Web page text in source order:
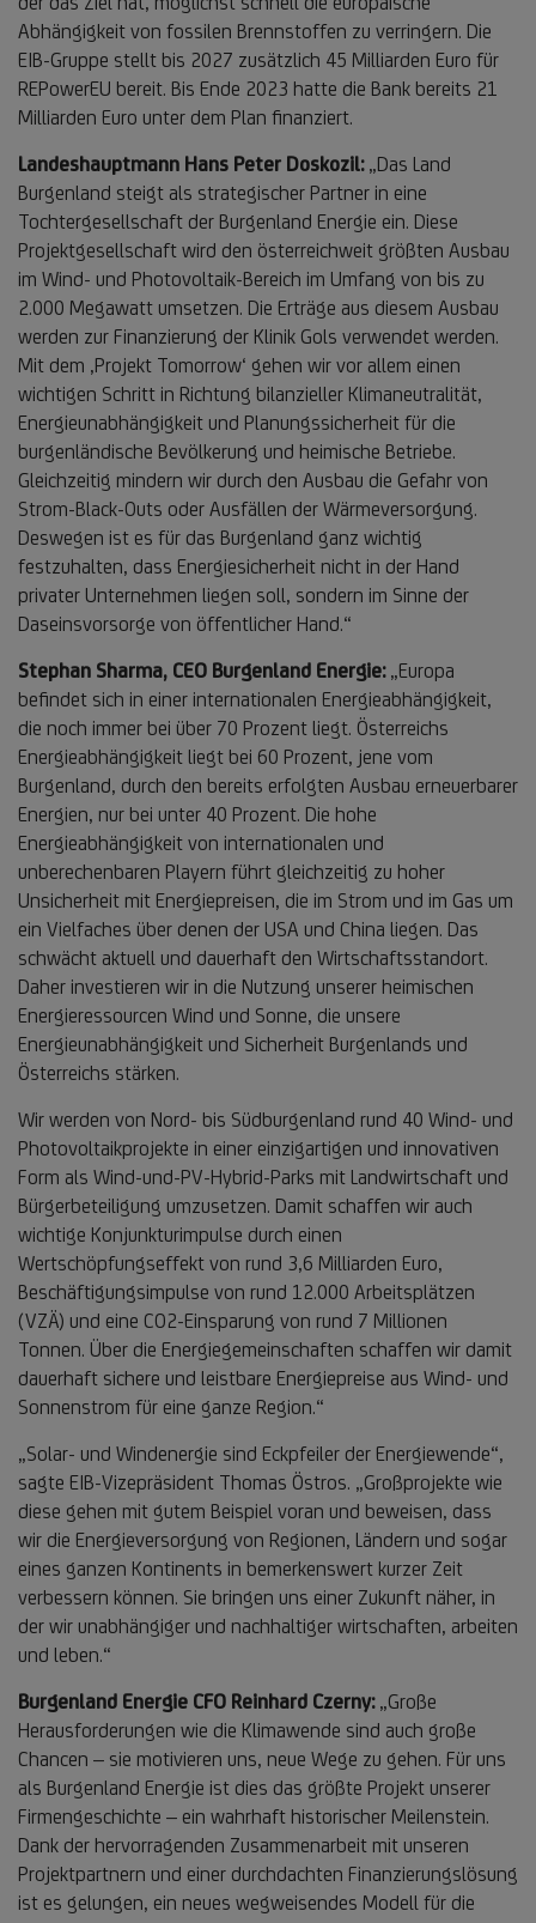
Abhängigkeit von fossilen Brennstoffen zu verringern. Die
EIB-Gruppe stellt bis 2027 zusätzlich 45 Milliarden Euro für
REPowerEU bereit. Bis Ende 2023 hatte die Bank bereits 21
Milliarden Euro unter dem Plan finanziert.
Landeshauptmann Hans Peter Doskozil:„Das Land
Burgenland steigt als strategischer Partner in eine
Tochtergesellschaft der Burgenland Energie ein. Diese
Projektgesellschaft wird den österreichweit größten Ausbau
im Wind- und Photovoltaik-Bereich im Umfang von bis zu
2.000 Megawatt umsetzen. Die Erträge aus diesem Ausbau
werden zur Finanzierung der Klinik Gols verwendet werden.
Mit dem ‚Projekt Tomorrow‘ gehen wir vor allem einen
wichtigen Schritt in Richtung bilanzieller Klimaneutralität,
Energieunabhängigkeit und Planungssicherheit für die
burgenländische Bevölkerung und heimische Betriebe.
Gleichzeitig mindern wir durch den Ausbau die Gefahr von
Strom-Black-Outs oder Ausfällen der Wärmeversorgung.
Deswegen ist es für das Burgenland ganz wichtig
festzuhalten, dass Energiesicherheit nicht in der Hand
privater Unternehmen liegen soll, sondern im Sinne der
Daseinsvorsorge von öffentlicher Hand.“
Stephan Sharma, CEO Burgenland Energie: „Europa
befindet sich in einer internationalen Energieabhängigkeit,
die noch immer bei über 70 Prozent liegt. Österreichs
Energieabhängigkeit liegt bei 60 Prozent, jene vom
Burgenland, durch den bereits erfolgten Ausbau erneuerbarer
Energien, nur bei unter 40 Prozent. Die hohe
Energieabhängigkeit von internationalen und
unberechenbaren Playern führt gleichzeitig zu hoher
Unsicherheit mit Energiepreisen, die im Strom und im Gas um
ein Vielfaches über denen der USA und China liegen. Das
schwächt aktuell und dauerhaft den Wirtschaftsstandort.
Daher investieren wir in die Nutzung unserer heimischen
Energieressourcen Wind und Sonne, die unsere
Energieunabhängigkeit und Sicherheit Burgenlands und
Österreichs stärken.
Wir werden von Nord- bis Südburgenland rund 40 Wind- und
Photovoltaikprojekte in einer einzigartigen und innovativen
Form als Wind-und-PV-Hybrid-Parks mit Landwirtschaft und
Bürgerbeteiligung umzusetzen. Damit schaffen wir auch
wichtige Konjunkturimpulse durch einen
Wertschöpfungseffekt von rund 3,6 Milliarden Euro,
Beschäftigungsimpulse von rund 12.000 Arbeitsplätzen
(VZÄ) und eine CO2-Einsparung von rund 7 Millionen
Tonnen. Über die Energiegemeinschaften schaffen wir damit
dauerhaft sichere und leistbare Energiepreise aus Wind- und
Sonnenstrom für eine ganze Region.“
„Solar- und Windenergie sind Eckpfeiler der Energiewende“,
sagte EIB-Vizepräsident Thomas Östros. „Großprojekte wie
diese gehen mit gutem Beispiel voran und beweisen, dass
wir die Energieversorgung von Regionen, Ländern und sogar
eines ganzen Kontinents in bemerkenswert kurzer Zeit
verbessern können. Sie bringen uns einer Zukunft näher, in
der wir unabhängiger und nachhaltiger wirtschaften, arbeiten
und leben.“
Burgenland Energie CFO Reinhard Czerny: „Große
Herausforderungen wie die Klimawende sind auch große
Chancen – sie motivieren uns, neue Wege zu gehen. Für uns
als Burgenland Energie ist dies das größte Projekt unserer
Firmengeschichte – ein wahrhaft historischer Meilenstein.
Dank der hervorragenden Zusammenarbeit mit unseren
Projektpartnern und einer durchdachten Finanzierungslösung
ist es gelungen, ein neues wegweisendes Modell für die